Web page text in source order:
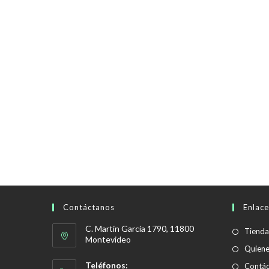
Contáctanos
C. Martín García 1790, 11800
Montevideo
Teléfonos:
Tienda